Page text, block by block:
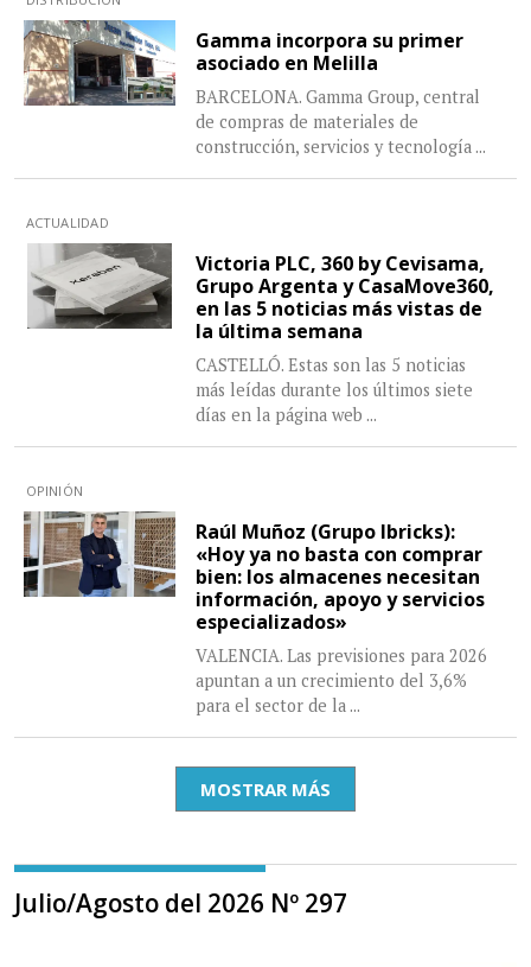
Gamma incorpora su primer
asociado en Melilla
BARCELONA. Gamma Group, central
de compras de materiales de
construcción, servicios y tecnología ...
ACTUALIDAD
Victoria PLC, 360 by Cevisama,
Grupo Argenta y CasaMove360,
en las 5 noticias más vistas de
la última semana
CASTELLÓ. Estas son las 5 noticias
más leídas durante los últimos siete
días en la página web ...
OPINIÓN
Raúl Muñoz (Grupo Ibricks):
«Hoy ya no basta con comprar
bien: los almacenes necesitan
información, apoyo y servicios
especializados»
VALENCIA. Las previsiones para 2026
apuntan a un crecimiento del 3,6%
para el sector de la ...
MOSTRAR MÁS
Julio/Agosto del 2026 Nº 297